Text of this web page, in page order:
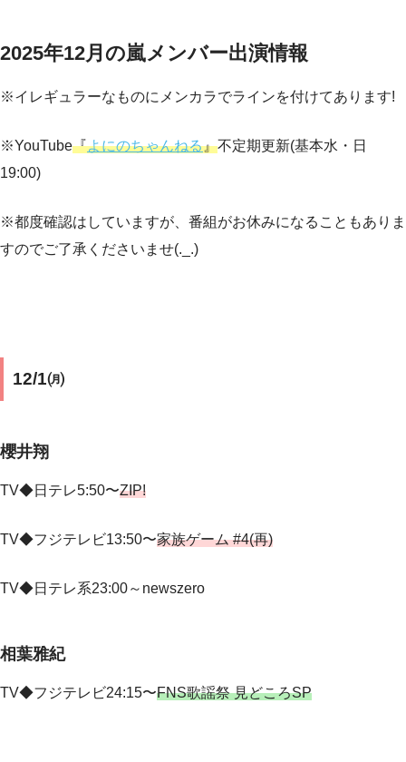
2025年12月の嵐メンバー出演情報
※イレギュラーなものにメンカラでラインを付けてあります!
※YouTube『よにのちゃんねる』不定期更新(基本水・日
19:00)
※都度確認はしていますが、番組がお休みになることもありま
すのでご了承くださいませ(._.)
12/1㈪
櫻井翔
TV◆日テレ5:50〜ZIP!
TV◆フジテレビ13:50〜家族ゲーム #4(再)
TV◆日テレ系23:00～newszero
相葉雅紀
TV◆フジテレビ24:15〜FNS歌謡祭 見どころSP